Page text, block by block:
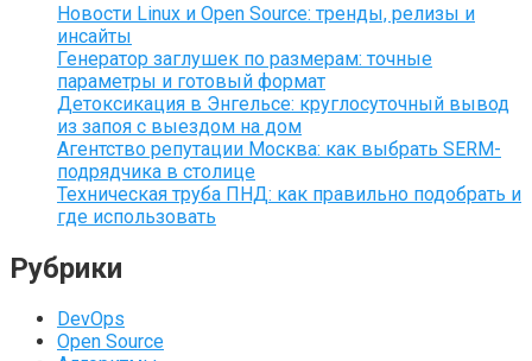
Новости Linux и Open Source: тренды, релизы и
инсайты
Генератор заглушек по размерам: точные
параметры и готовый формат
Детоксикация в Энгельсе: круглосуточный вывод
из запоя с выездом на дом
Агентство репутации Москва: как выбрать SERM-
подрядчика в столице
Техническая труба ПНД: как правильно подобрать и
где использовать
Рубрики
DevOps
Open Source